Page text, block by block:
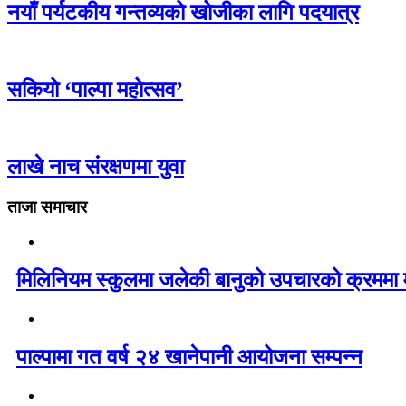
नयाँ पर्यटकीय गन्तव्यको खोजीका लागि पदयात्र
सकियो ‘पाल्पा महोत्सव’
लाखे नाच संरक्षणमा युवा
ताजा समाचार
मिलिनियम स्कुलमा जलेकी बानुको उपचारको क्रममा
पाल्पामा गत वर्ष २४ खानेपानी आयोजना सम्पन्न